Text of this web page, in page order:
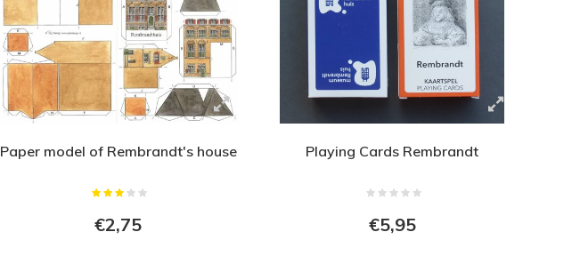
Paper model of Rembrandt's house
€2,75
Playing Cards Rembrandt
€5,95